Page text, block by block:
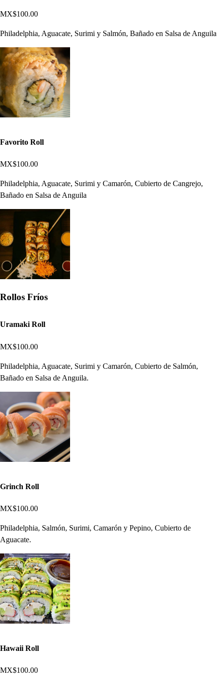
MX$100.00
Philadelphia, Aguacate, Surimi y Salmón, Bañado en Salsa de Anguila
Favorito Roll
MX$100.00
Philadelphia, Aguacate, Surimi y Camarón, Cubierto de Cangrejo,
Bañado en Salsa de Anguila
Rollos Fríos
Uramaki Roll
MX$100.00
Philadelphia, Aguacate, Surimi y Camarón, Cubierto de Salmón,
Bañado en Salsa de Anguila.
Grinch Roll
MX$100.00
Philadelphia, Salmón, Surimi, Camarón y Pepino, Cubierto de
Aguacate.
Hawaii Roll
MX$100.00